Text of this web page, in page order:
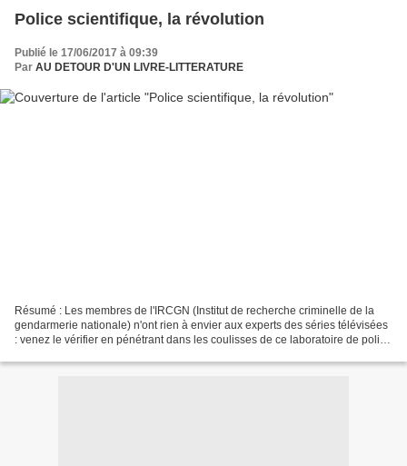
Police scientifique, la révolution
Publié le 17/06/2017 à 09:39
Par AU DETOUR D'UN LIVRE-LITTERATURE
Résumé : Les membres de l'IRCGN (Institut de recherche criminelle de la
gendarmerie nationale) n'ont rien à envier aux experts des séries télévisées
: venez le vérifier en pénétrant dans les coulisses de ce laboratoire de police